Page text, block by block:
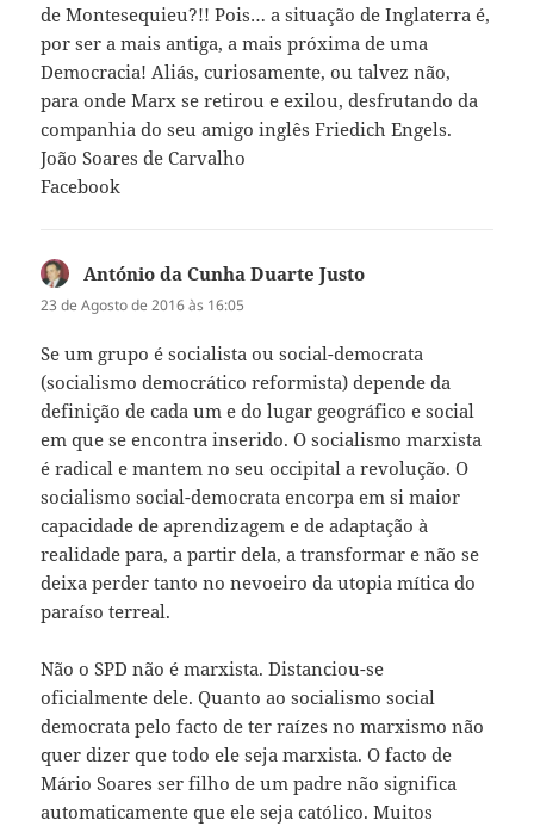
de Montesequieu?!! Pois… a situação de Inglaterra é,
por ser a mais antiga, a mais próxima de uma
Democracia! Aliás, curiosamente, ou talvez não,
para onde Marx se retirou e exilou, desfrutando da
companhia do seu amigo inglês Friedich Engels.
João Soares de Carvalho
Facebook
António da Cunha Duarte Justo
23 de Agosto de 2016 às 16:05
Se um grupo é socialista ou social-democrata
(socialismo democrático reformista) depende da
definição de cada um e do lugar geográfico e social
em que se encontra inserido. O socialismo marxista
é radical e mantem no seu occipital a revolução. O
socialismo social-democrata encorpa em si maior
capacidade de aprendizagem e de adaptação à
realidade para, a partir dela, a transformar e não se
deixa perder tanto no nevoeiro da utopia mítica do
paraíso terreal.
Não o SPD não é marxista. Distanciou-se
oficialmente dele. Quanto ao socialismo social
democrata pelo facto de ter raízes no marxismo não
quer dizer que todo ele seja marxista. O facto de
Mário Soares ser filho de um padre não significa
automaticamente que ele seja católico. Muitos